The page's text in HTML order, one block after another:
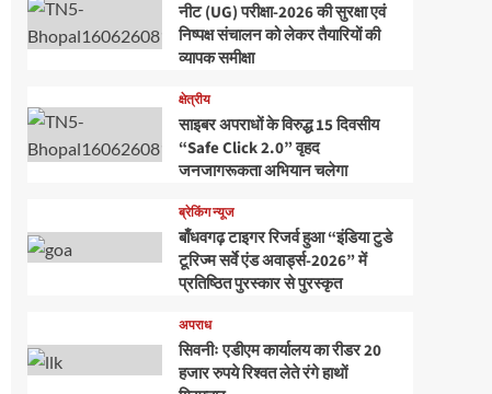
नीट (UG) परीक्षा-2026 की सुरक्षा एवं
निष्पक्ष संचालन को लेकर तैयारियों की
व्यापक समीक्षा
क्षेत्रीय
साइबर अपराधों के विरुद्ध 15 दिवसीय
“Safe Click 2.0” वृहद
जनजागरूकता अभियान चलेगा
ब्रेकिंग न्यूज
बाँधवगढ़ टाइगर रिजर्व हुआ “इंडिया टुडे
टूरिज्म सर्वे एंड अवार्ड्स-2026” में
प्रतिष्ठित पुरस्कार से पुरस्कृत
अपराध
सिवनीः एडीएम कार्यालय का रीडर 20
हजार रुपये रिश्वत लेते रंगे हाथों